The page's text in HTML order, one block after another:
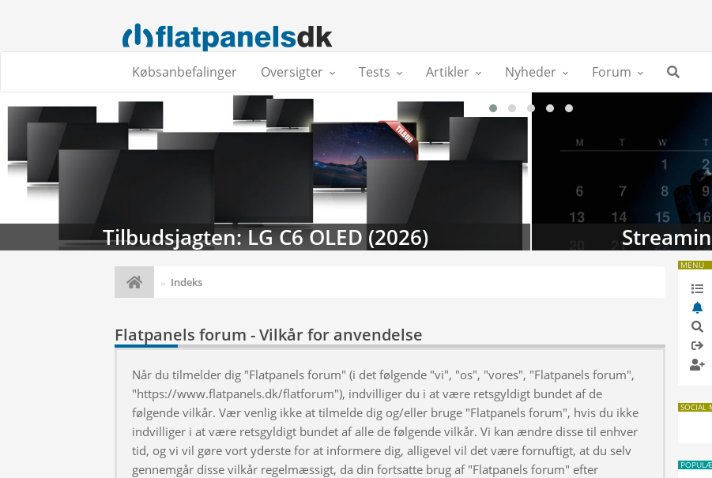
Købsanbefalinger Oversigter Tests Artikler Nyheder Forum
Tilbudsjagten: LG C6 OLED (2026)
Indeks
Flatpanels forum - Vilkår for anvendelse
Når du tilmelder dig "Flatpanels forum" (i det følgende "vi", "os", "vores", "Flatpanels forum",
"https://www.flatpanels.dk/flatforum"), indvilliger du i at være retsgyldigt bundet af de
følgende vilkår. Vær venlig ikke at tilmelde dig og/eller bruge "Flatpanels forum", hvis du ikke
indvilliger i at være retsgyldigt bundet af alle de følgende vilkår. Vi kan ændre disse til enhver
tid, og vi vil gøre vort yderste for at informere dig, alligevel vil det være fornuftigt, at du selv
gennemgår disse vilkår regelmæssigt, da din fortsatte brug af "Flatpanels forum" efter
MENU
SOCIAL